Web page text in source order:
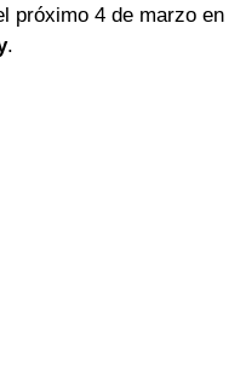
próximo 4 de marzo en
.